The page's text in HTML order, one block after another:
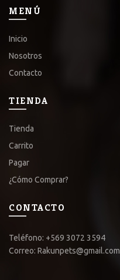
MENÚ
Inicio
Nosotros
Contacto
TIENDA
Tienda
Carrito
Pagar
¿Cómo Comprar?
CONTACTO
Teléfono: +569 3072 3594
Correo: Rakunpets@gmail.com